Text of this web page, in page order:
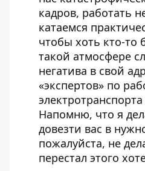
кадров, работать
катаемся
чтобы хоть кто-то
такой атмосфере
негатива в свой
«экспертов» по
Напомню, что я
довезти вас в
пожалуйста, не
перестал этого